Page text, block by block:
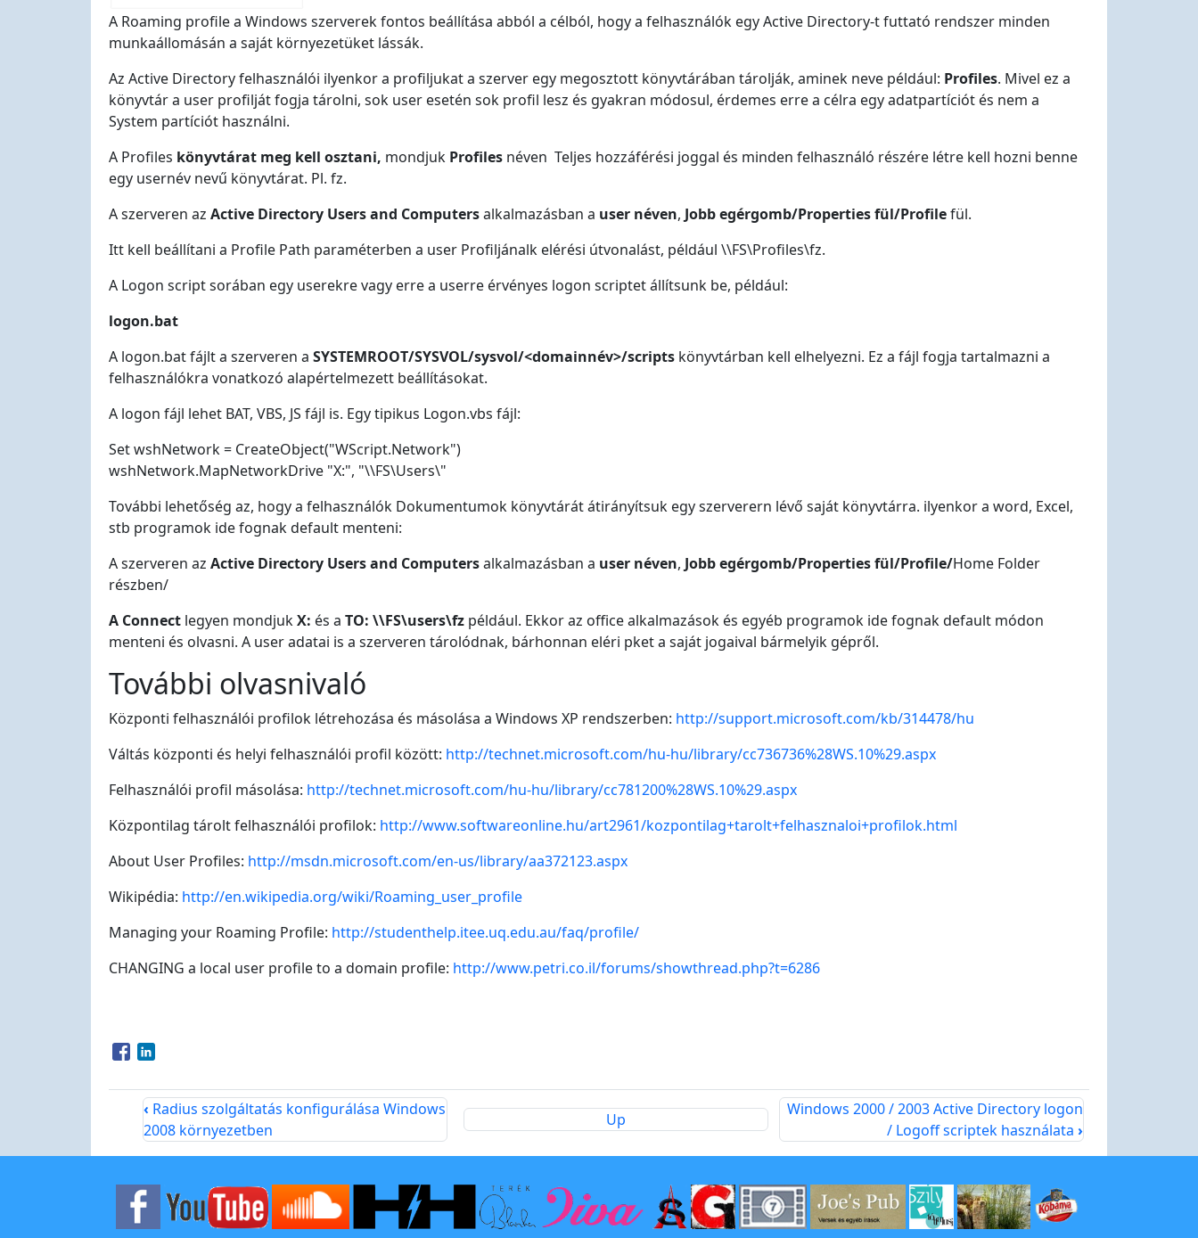
A Roaming profile a Windows szerverek fontos beállítása abból a célból, hogy a felhasználók egy Active Directory-t futtató rendszer minden
munkaállomásán a saját környezetüket lássák.
Az Active Directory felhasználói ilyenkor a profiljukat a szerver egy megosztott könyvtárában tárolják, aminek neve például: Profiles. Mivel ez a
könyvtár a user profilját fogja tárolni, sok user esetén sok profil lesz és gyakran módosul, érdemes erre a célra egy adatpartíciót és nem a
System partíciót használni.
A Profiles könyvtárat meg kell osztani, mondjuk Profiles néven Teljes hozzáférési joggal és minden felhasználó részére létre kell hozni benne
egy usernév nevű könyvtárat. Pl. fz.
A szerveren az Active Directory Users and Computersalkalmazásban a user néven, Jobb egérgomb/Properties fül/Profilefül.
Itt kell beállítani a Profile Path paraméterben a user Profiljánalk elérési útvonalást, például \\FS\Profiles\fz.
A Logon script sorában egy userekre vagy erre a userre érvényes logon scriptet állítsunk be, például:
logon.bat
A logon.bat fájlt a szerveren a SYSTEMROOT/SYSVOL/sysvol/<domainnév>/scripts könyvtárban kell elhelyezni. Ez a fájl fogja tartalmazni a
felhasználókra vonatkozó alapértelmezett beállításokat.
A logon fájl lehet BAT, VBS, JS fájl is. Egy tipikus Logon.vbs fájl:
Set wshNetwork = CreateObject("WScript.Network")
wshNetwork.MapNetworkDrive "X:", "\\FS\Users\"
További lehetőség az, hogy a felhasználók Dokumentumok könyvtárát átirányítsuk egy szerverern lévő saját könyvtárra. ilyenkor a word, Excel,
stb programok ide fognak default menteni:
A szerveren az Active Directory Users and Computersalkalmazásban a user néven, Jobb egérgomb/Properties fül/Profile/Home Folder
részben/
A Connect legyen mondjukX: és a TO: \\FS\users\fz például. Ekkor az office alkalmazások és egyéb programok ide fognak default módon
menteni és olvasni. A user adatai is a szerveren tárolódnak, bárhonnan eléri pket a saját jogaival bármelyik gépről.
További olvasnivaló
Központi felhasználói profilok létrehozása és másolása a Windows XP rendszerben: http://support.microsoft.com/kb/314478/hu
Váltás központi és helyi felhasználói profil között: http://technet.microsoft.com/hu-hu/library/cc736736%28WS.10%29.aspx
Felhasználói profil másolása: http://technet.microsoft.com/hu-hu/library/cc781200%28WS.10%29.aspx
Központilag tárolt felhasználói profilok: http://www.softwareonline.hu/art2961/kozpontilag+tarolt+felhasznaloi+profilok.html
About User Profiles: http://msdn.microsoft.com/en-us/library/aa372123.aspx
Wikipédia: http://en.wikipedia.org/wiki/Roaming_user_profile
Managing your Roaming Profile: http://studenthelp.itee.uq.edu.au/faq/profile/
CHANGING a local user profile to a domain profile: http://www.petri.co.il/forums/showthread.php?t=6286
Opens in a new window
Opens in a new window
‹ Radius szolgáltatás konfigurálása Windows
2008 környezetben
Up
Windows 2000 / 2003 Active Directory logon
/ Logoff scriptek használata ›